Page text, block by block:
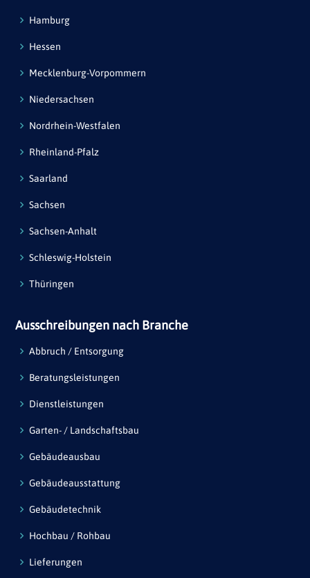
Hamburg
Hessen
Mecklenburg-Vorpommern
Niedersachsen
Nordrhein-Westfalen
Rheinland-Pfalz
Saarland
Sachsen
Sachsen-Anhalt
Schleswig-Holstein
Thüringen
Ausschreibungen nach Branche
Abbruch / Entsorgung
Beratungsleistungen
Dienstleistungen
Garten- / Landschaftsbau
Gebäudeausbau
Gebäudeausstattung
Gebäudetechnik
Hochbau / Rohbau
Lieferungen